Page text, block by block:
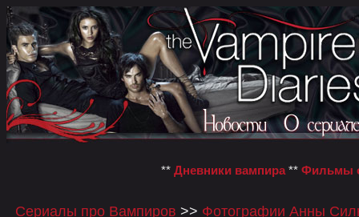
** Дневники вампира ** Фильмы
Сериалы про Вампиров >> Фотографии Анны